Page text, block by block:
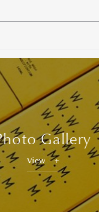
Gallery
View